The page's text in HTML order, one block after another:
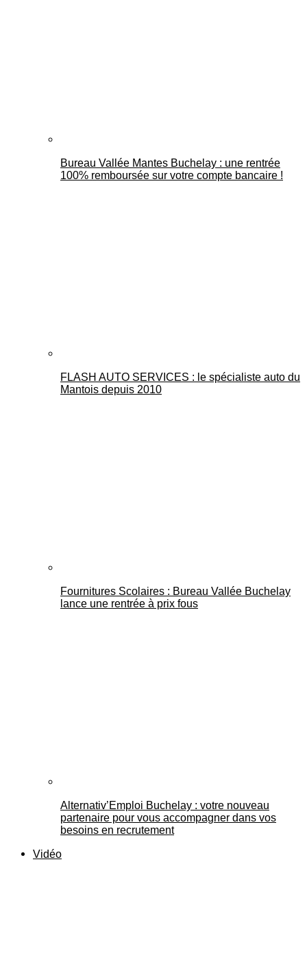
Bureau Vallée Mantes Buchelay : une rentrée
100% remboursée sur votre compte bancaire !
FLASH AUTO SERVICES : le spécialiste auto du
Mantois depuis 2010
Fournitures Scolaires : Bureau Vallée Buchelay
lance une rentrée à prix fous
Alternativ’Emploi Buchelay : votre nouveau
partenaire pour vous accompagner dans vos
besoins en recrutement
Vidéo